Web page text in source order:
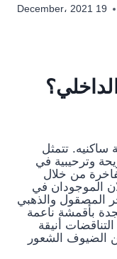
19 December، 2021
ساكنيه. تتمثل
وترحيبية في
من خلال
الموجودان في
المصقول والذهبي
بأقمشة ناعمة
أنيقة
الضيوف الشعور